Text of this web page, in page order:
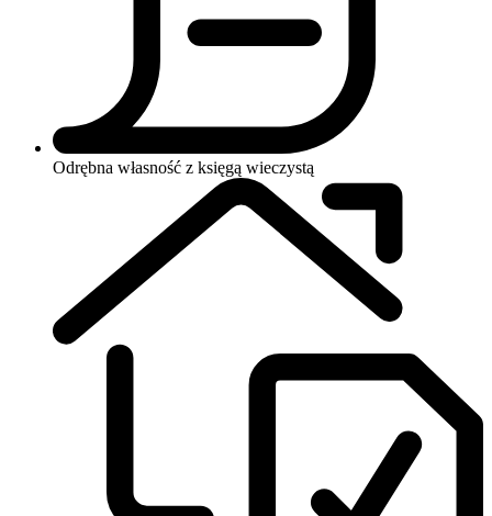
Odrębna własność z księgą wieczystą